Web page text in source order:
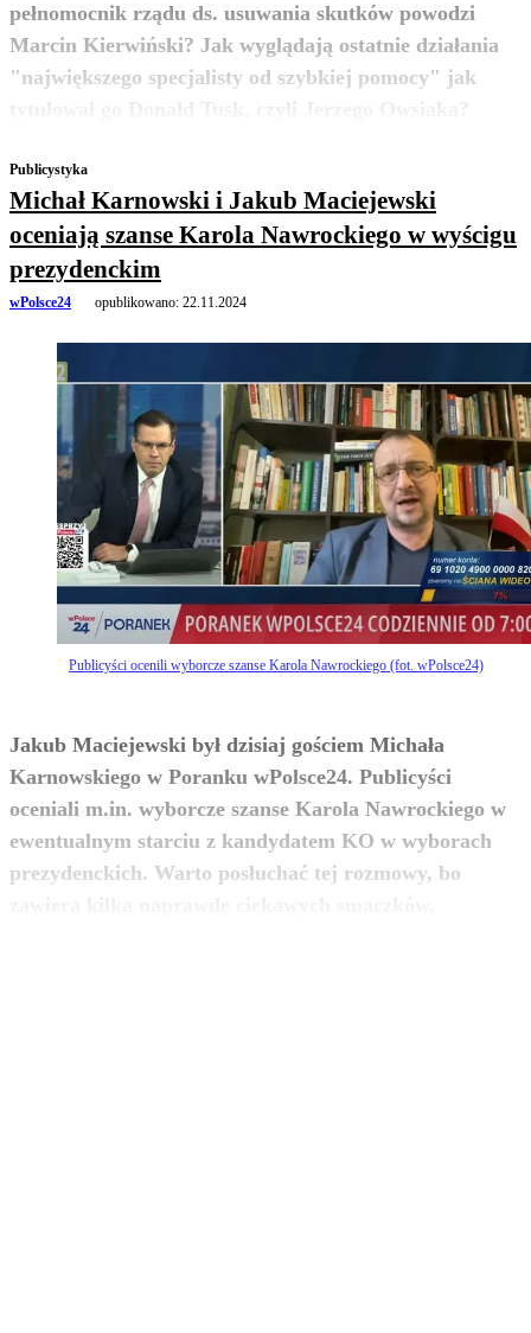
pełnomocnik rządu ds. usuwania skutków powodzi
Marcin Kierwiński? Jak wyglądają ostatnie działania
"największego specjalisty od szybkiej pomocy" jak
zobacz więcej
Publicystyka
Michał Karnowski i Jakub Maciejewski
oceniają szanse Karola Nawrockiego w wyścigu
prezydenckim
wPolsce24 opublikowano: 22.11.2024
Publicyści ocenili wyborcze szanse Karola Nawrockiego (fot. wPolsce24)
Jakub Maciejewski był dzisiaj gościem Michała
Karnowskiego w Poranku wPolsce24. Publicyści
oceniali m.in. wyborcze szanse Karola Nawrockiego w
ewentualnym starciu z kandydatem KO w wyborach
prezydenckich. Warto posłuchać tej rozmowy, bo
zobacz więcej